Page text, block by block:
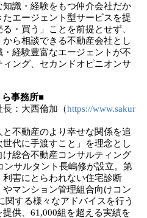
知識・経験をもつ仲介会社だか
エージェント型サービスを提
・買う」ことを前提とせず、
から相談できる不動産会社とし
経験豊富なエージェントが不
ング、セカンドオピニオンサ
事務所■
：大西倫加（https://www.sakur
不動産のより幸せな関係を追
代に手渡すこと」を理念とし
総合不動産コンサルティング
ンサルタント長嶋修が設立。第
害にとらわれない住宅診断
やマンション管理組合向けコン
関する様々なアドバイスを行う
提供、61,000組を超える実績を